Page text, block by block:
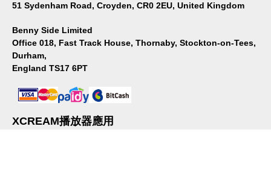
51 Sydenham Road, Croyden, CR0 2EU, United Kingdom
Benny Side Limited
Office 018, Fast Track House, Thornaby, Stockton-on-Tees,
Durham,
England TS17 6PT
XCREAM播放器應用